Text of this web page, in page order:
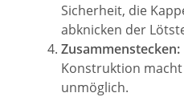
Sicherheit, die
abknicken der
Zusammenstecken:
Konstruktion macht
unmöglich.